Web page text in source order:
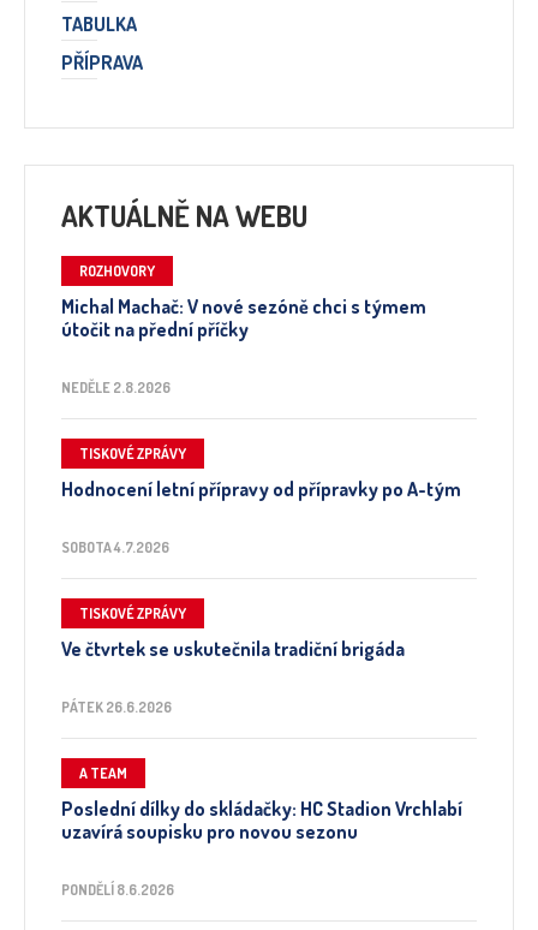
TABULKA
PŘÍPRAVA
AKTUÁLNĚ NA WEBU
ROZHOVORY
Michal Machač: V nové sezóně chci s týmem
útočit na přední příčky
NEDĚLE 2.8.2026
TISKOVÉ ZPRÁVY
Hodnocení letní přípravy od přípravky po A-tým
SOBOTA 4.7.2026
TISKOVÉ ZPRÁVY
Ve čtvrtek se uskutečnila tradiční brigáda
PÁTEK 26.6.2026
A TEAM
Poslední dílky do skládačky: HC Stadion Vrchlabí
uzavírá soupisku pro novou sezonu
PONDĚLÍ 8.6.2026